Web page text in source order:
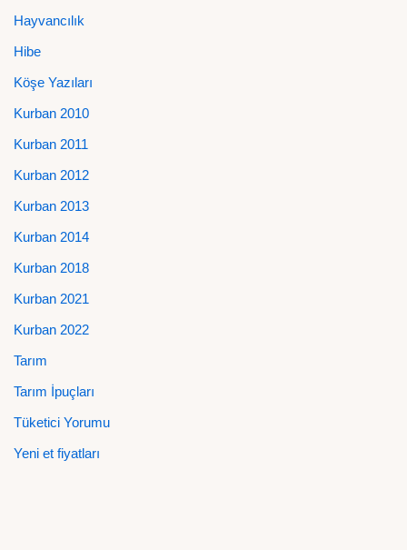
Hayvancılık
Hibe
Köşe Yazıları
Kurban 2010
Kurban 2011
Kurban 2012
Kurban 2013
Kurban 2014
Kurban 2018
Kurban 2021
Kurban 2022
Tarım
Tarım İpuçları
Tüketici Yorumu
Yeni et fiyatları